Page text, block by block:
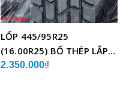
LỐP 445/95R25
(16.00R25) BỐ THÉP LẮP
XE CẨU
2.350.000₫